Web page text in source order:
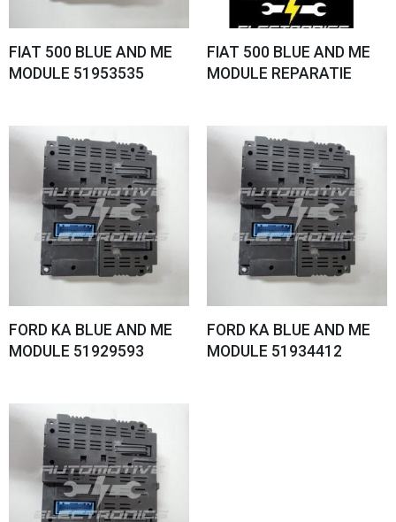
FIAT 500 BLUE AND ME
MODULE 51953535
FIAT 500 BLUE AND ME
MODULE REPARATIE
FORD KA BLUE AND ME
MODULE 51929593
FORD KA BLUE AND ME
MODULE 51934412